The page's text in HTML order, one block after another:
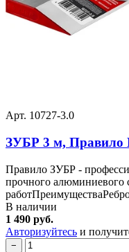
Арт. 10727-3.0
ЗУБР 3 м,
Правило ЗУБР -
прочного алюминиевого
В наличии
1 490 руб.
Авторизуйтесь и
−